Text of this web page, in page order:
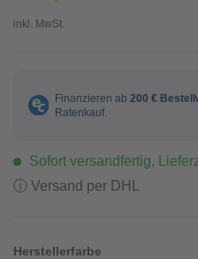
inkl. MwSt.
Sofort versandfertig,
ⓘ Versand per DHL
Herstellerfarbe